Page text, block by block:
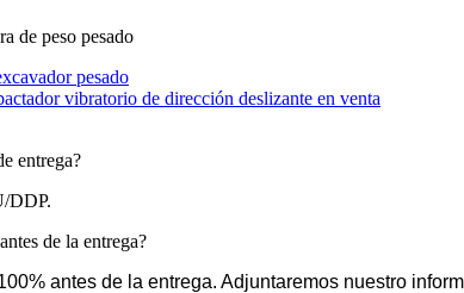
pesado
vibratorio de dirección deslizante en venta
entrega?
DDP.
de la entrega?
antes de la entrega. Adjuntaremos nuestro